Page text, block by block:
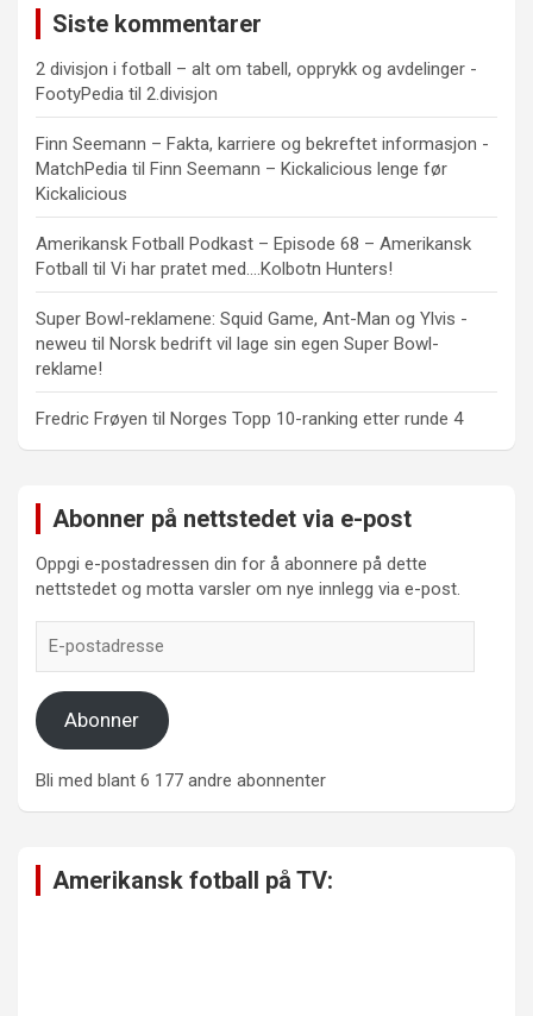
Siste kommentarer
2 divisjon i fotball – alt om tabell, opprykk og avdelinger -
FootyPedia til 2.divisjon
Finn Seemann – Fakta, karriere og bekreftet informasjon -
MatchPedia til Finn Seemann – Kickalicious lenge før
Kickalicious
Amerikansk Fotball Podkast – Episode 68 – Amerikansk
Fotball til Vi har pratet med….Kolbotn Hunters!
Super Bowl-reklamene: Squid Game, Ant-Man og Ylvis -
neweu til Norsk bedrift vil lage sin egen Super Bowl-
reklame!
Fredric Frøyen til Norges Topp 10-ranking etter runde 4
Abonner på nettstedet via e-post
Oppgi e-postadressen din for å abonnere på dette
nettstedet og motta varsler om nye innlegg via e-post.
postadresse
Abonner
Bli med blant 6 177 andre abonnenter
Amerikansk fotball på TV: